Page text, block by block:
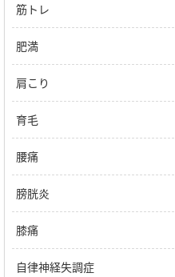
筋トレ
肥満
肩こり
育毛
腰痛
膀胱炎
膝痛
自律神経失調症